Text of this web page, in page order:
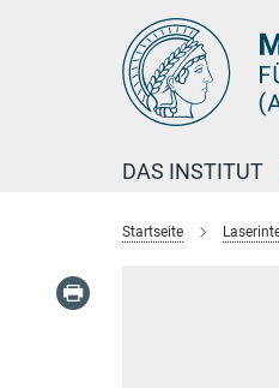
DAS INSTITUT
Startseite